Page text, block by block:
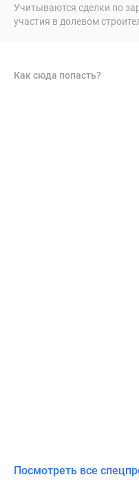
Учитываются сделки по
участия в долевом
Как сюда попасть?
Посмотреть все